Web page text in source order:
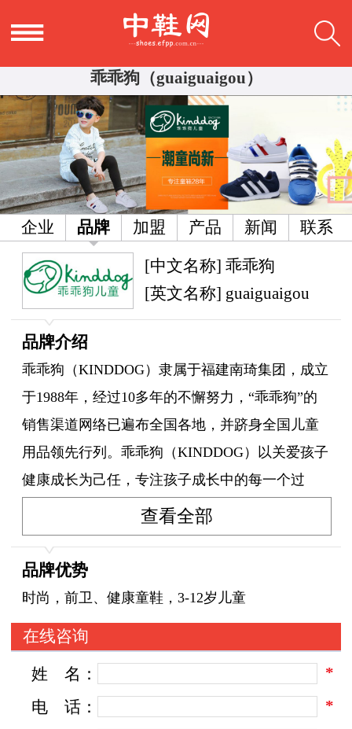
乖乖狗（guaiguaigou）
企业 品牌 加盟 产品 新闻 联系
[中文名称] 乖乖狗
[英文名称] guaiguaigou
品牌介绍
乖乖狗（KINDDOG）隶属于福建南琦集团，成立
于1988年，经过10多年的不懈努力，“乖乖狗”的
销售渠道网络已遍布全国各地，并跻身全国儿童
用品领先行列。乖乖狗（KINDDOG）以关爱孩子
健康成长为己任，专注孩子成长中的每一个过
程。倡导父母、长辈给孩子更多的陪伴与关爱，
从孩子成长的第一步到每一步，全心全意，全力
付出！
查看全部
品牌优势
时尚，前卫、健康童鞋，3-12岁儿童
在线咨询
姓
名：
*
电
话：
*